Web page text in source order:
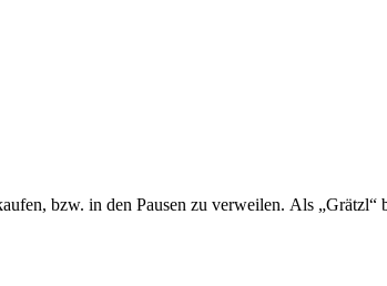
bzw. in den Pausen zu verweilen. Als „Grätzl“